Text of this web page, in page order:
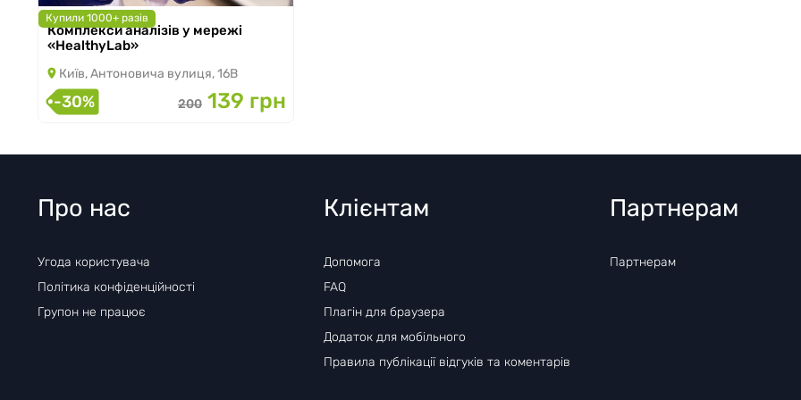
Купили 1000+ разів
з 22.11.2024 по 31.08.2026
Комплекси аналізів у мережі
«HealthyLab»
Київ, Антоновича вулиця, 16В
-30% 200 139 грн
Про нас
Угода користувача
Політика конфіденційності
Групон не працює
Клієнтам
Допомога
FAQ
Плагін для браузера
Додаток для мобільного
Правила публікації відгуків та коментарів
Партнерам
Партнерам